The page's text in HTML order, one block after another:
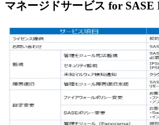
マネージドサービス for